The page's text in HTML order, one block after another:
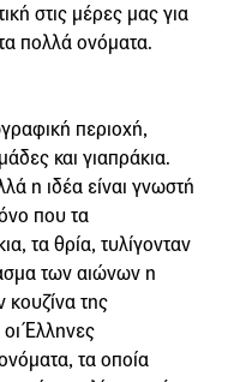
στις μέρες μας για
πολλά ονόματα.
περιοχή,
και γιαπράκια.
η ιδέα είναι γνωστή
που τα
τα θρία, τυλίγονταν
των αιώνων η
κουζίνα της
Έλληνες
τα οποία